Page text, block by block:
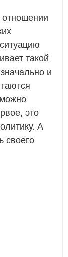
такой
и
это
А
своего